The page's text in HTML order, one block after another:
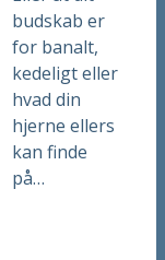
budskab er
for banalt,
kedeligt eller
hvad din
hjerne ellers
kan finde
på…